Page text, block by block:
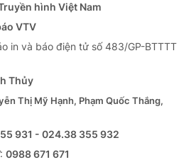
hình Việt Nam
VTV
in và báo điện tử số 483/GP-BTTTT
Thủy
Thị Mỹ Hạnh, Phạm Quốc Thắng,
931 - 024.38 355 932
0988 671 671